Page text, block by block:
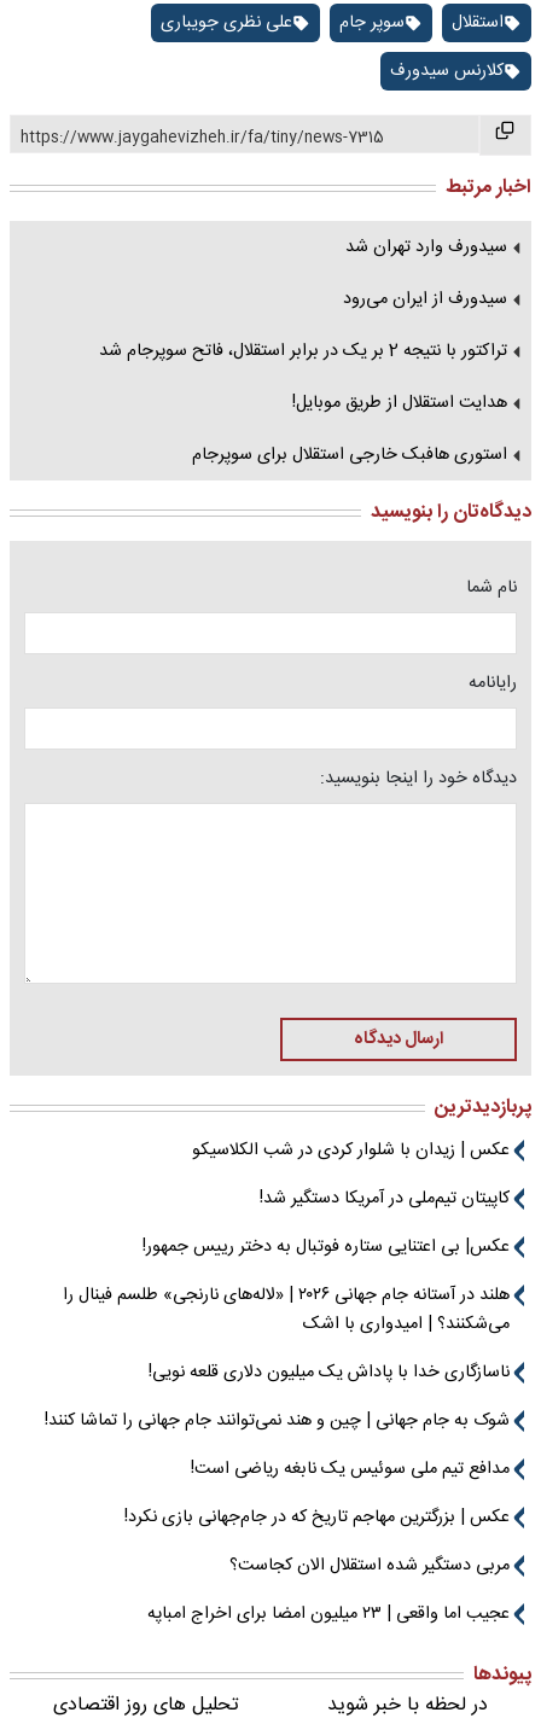
استقلال سوپر جام
علی نظری جویباری
کلارنس سیدورف
https://www.jaygahevizheh.ir/fa/tiny/news-7315
اخبار مرتبط
سیدورف وارد تهران شد
سیدورف از ایران می‌رود
تراکتور با نتیجه 2 بر یک در برابر استقلال، فاتح سوپرجام شد
هدایت استقلال از طریق موبایل!
استوری هافبک خارجی استقلال برای سوپرجام
دیدگاه‌تان را بنویسید
نام شما
رایانامه
دیدگاه خود را اینجا بنویسید:
ارسال دیدگاه
پربازدیدترین
عکس | زیدان با شلوار کردی در شب الکلاسیکو
کاپیتان تیم‌ملی در آمریکا دستگیر شد!
عکس| بی اعتنایی ستاره فوتبال به دختر رییس جمهور!
هلند در آستانه جام جهانی ۲۰۲۶ | «لاله‌های نارنجی» طلسم فینال را
می‌شکنند؟ | امیدواری با اشک
ناسازگاری خدا با پاداش یک میلیون دلاری قلعه نویی!
شوک به جام جهانی | چین و هند نمی‌توانند جام جهانی را تماشا کنند!
مدافع تیم ملی سوئیس یک نابغه ریاضی است!
عکس | بزرگترین مهاجم تاریخ که در جام‌جهانی بازی نکرد!
مربی دستگیر شده استقلال الان کجاست؟
عجیب اما واقعی | ۲۳ میلیون امضا برای اخراج امباپه
پیوندها
در لحظه با خبر شوید
تحلیل های روز اقتصادی